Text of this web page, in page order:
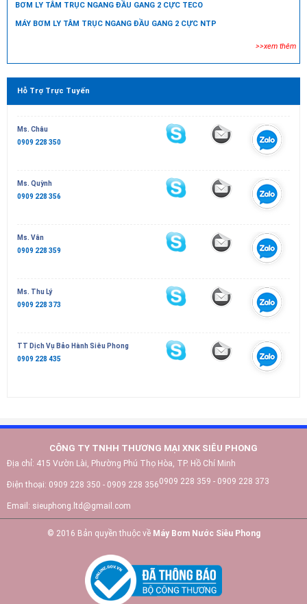
BƠM LY TÂM TRỤC NGANG ĐẦU GANG 2 CỰC TECO
MÁY BƠM LY TÂM TRỤC NGANG ĐẦU GANG 2 CỰC NTP
>>xem thêm
Hỗ Trợ Trực Tuyến
Ms. Châu
0909 228 350
Ms. Quỳnh
0909 228 356
Ms. Vân
0909 228 359
Ms. Thu Lý
0909 228 373
TT Dịch Vụ Bảo Hành Siêu Phong
0909 228 435
CÔNG TY TNHH THƯƠNG MẠI XNK SIÊU PHONG
Địa chỉ: 415 Vườn Lài, Phường Phú Thọ Hòa, TP. Hồ Chí Minh
Điện thoại: 0909 228 350 - 0909 228 3560909 228 359 - 0909 228 373
Email: sieuphong.ltd@gmail.com
© 2016 Bản quyền thuộc về Máy Bơm Nước Siêu Phong